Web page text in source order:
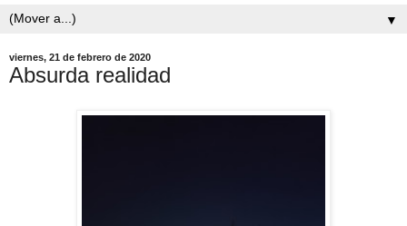
▼
viernes, 21 de febrero de 2020
Absurda realidad